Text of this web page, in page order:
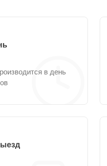
в день